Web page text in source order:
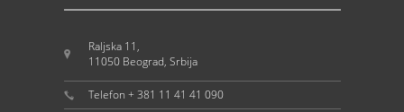
Raljska 11,
11050 Beograd, Srbija
Telefon + 381 11 41 41 090